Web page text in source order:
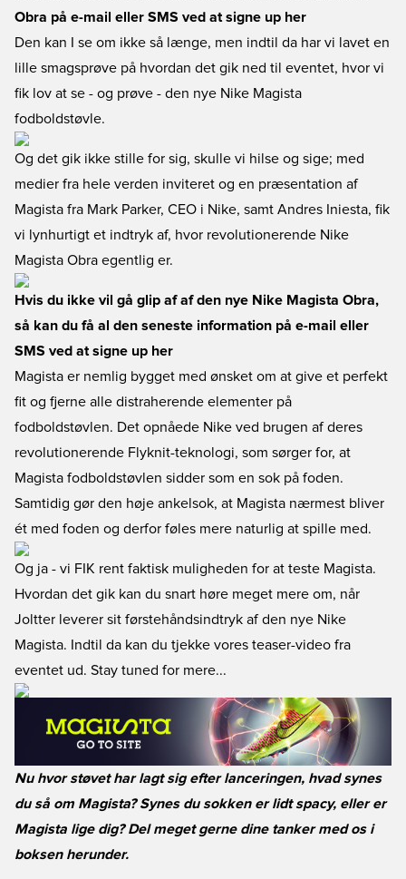
Obra på e-mail eller SMS ved at signe up her
Den kan I se om ikke så længe, men indtil da har vi lavet en
lille smagsprøve på hvordan det gik ned til eventet, hvor vi
fik lov at se - og prøve - den nye Nike Magista
fodboldstøvle.
Og det gik ikke stille for sig, skulle vi hilse og sige; med
medier fra hele verden inviteret og en præsentation af
Magista fra Mark Parker, CEO i Nike, samt Andres Iniesta, fik
vi lynhurtigt et indtryk af, hvor revolutionerende Nike
Magista Obra egentlig er.
Hvis du ikke vil gå glip af af den nye Nike Magista Obra,
så kan du få al den seneste information på e-mail eller
SMS ved at signe up her
Magista er nemlig bygget med ønsket om at give et perfekt
fit og fjerne alle distraherende elementer på
fodboldstøvlen. Det opnåede Nike ved brugen af deres
revolutionerende Flyknit-teknologi, som sørger for, at
Magista fodboldstøvlen sidder som en sok på foden.
Samtidig gør den høje ankelsok, at Magista nærmest bliver
ét med foden og derfor føles mere naturlig at spille med.
Og ja - vi FIK rent faktisk muligheden for at teste Magista.
Hvordan det gik kan du snart høre meget mere om, når
Joltter leverer sit førstehåndsindtryk af den nye Nike
Magista. Indtil da kan du tjekke vores teaser-video fra
eventet ud. Stay tuned for mere...
Nu hvor støvet har lagt sig efter lanceringen, hvad synes
du så om Magista? Synes du sokken er lidt spacy, eller er
Magista lige dig? Del meget gerne dine tanker med os i
boksen herunder.